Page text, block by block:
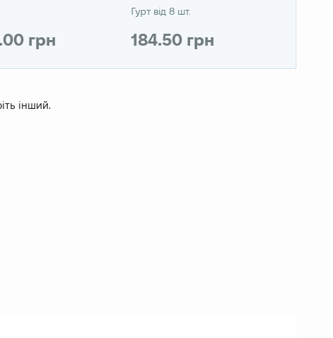
грн
Гурт від 8 шт.
184.50 грн
інший.